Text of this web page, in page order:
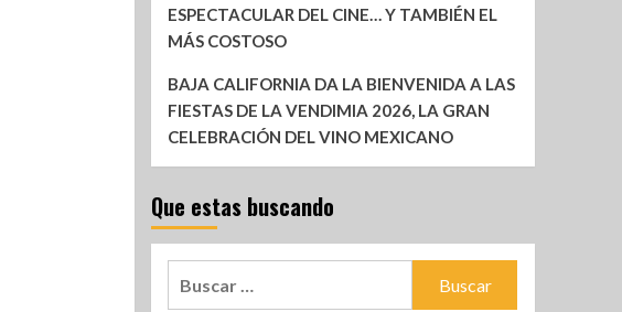
ESPECTACULAR DEL CINE… Y TAMBIÉN EL
MÁS COSTOSO
BAJA CALIFORNIA DA LA BIENVENIDA A LAS
FIESTAS DE LA VENDIMIA 2026, LA GRAN
CELEBRACIÓN DEL VINO MEXICANO
Que estas buscando